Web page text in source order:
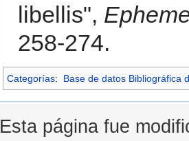
libellis",
258-274.
Categorías: Base de datos Bibliográfica
Esta página fue